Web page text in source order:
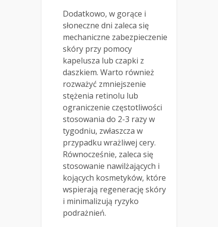
Dodatkowo, w gorące i
słoneczne dni zaleca się
mechaniczne zabezpieczenie
skóry przy pomocy
kapelusza lub czapki z
daszkiem. Warto również
rozważyć zmniejszenie
stężenia retinolu lub
ograniczenie częstotliwości
stosowania do 2-3 razy w
tygodniu, zwłaszcza w
przypadku wrażliwej cery.
Równocześnie, zaleca się
stosowanie nawilżających i
kojących kosmetyków, które
wspierają regenerację skóry
i minimalizują ryzyko
podrażnień.